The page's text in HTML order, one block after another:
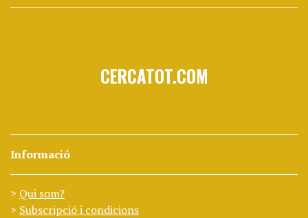
CERCATOT.COM
Informació
Qui som?
Subscripció i condicions